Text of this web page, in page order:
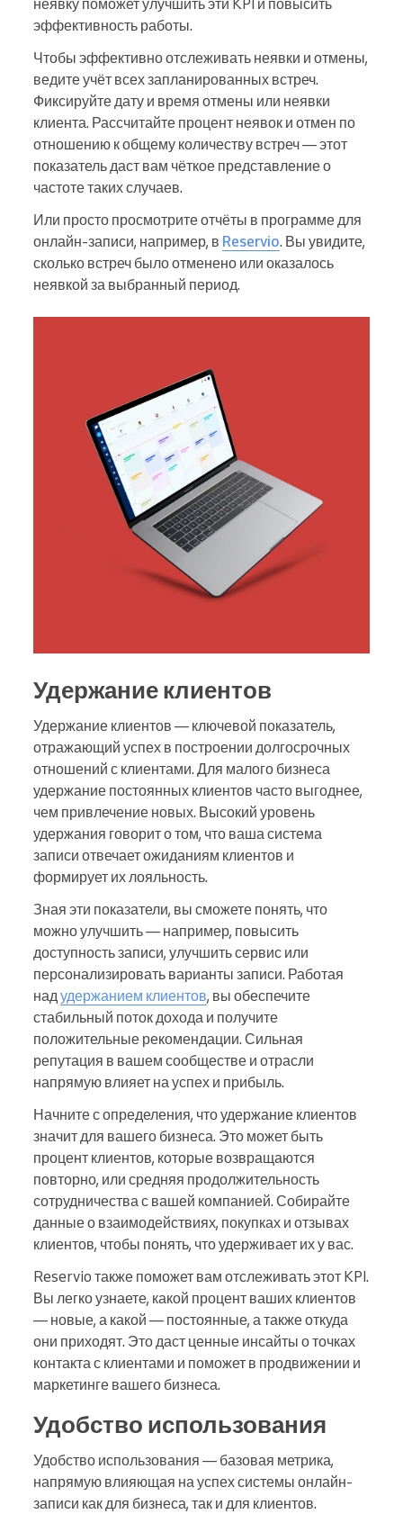
неявку поможет улучшить эти KPI и повысить
эффективность работы.
Чтобы эффективно отслеживать неявки и отмены,
ведите учёт всех запланированных встреч.
Фиксируйте дату и время отмены или неявки
клиента. Рассчитайте процент неявок и отмен по
отношению к общему количеству встреч — этот
показатель даст вам чёткое представление о
частоте таких случаев.
Или просто просмотрите отчёты в программе для
онлайн-записи, например, в Reservio. Вы увидите,
сколько встреч было отменено или оказалось
неявкой за выбранный период.
Удержание клиентов
Удержание клиентов — ключевой показатель,
отражающий успех в построении долгосрочных
отношений с клиентами. Для малого бизнеса
удержание постоянных клиентов часто выгоднее,
чем привлечение новых. Высокий уровень
удержания говорит о том, что ваша система
записи отвечает ожиданиям клиентов и
формирует их лояльность.
Зная эти показатели, вы сможете понять, что
можно улучшить — например, повысить
доступность записи, улучшить сервис или
персонализировать варианты записи. Работая
надудержанием клиентов, вы обеспечите
стабильный поток дохода и получите
положительные рекомендации. Сильная
репутация в вашем сообществе и отрасли
напрямую влияет на успех и прибыль.
Начните с определения, что удержание клиентов
значит для вашего бизнеса. Это может быть
процент клиентов, которые возвращаются
повторно, или средняя продолжительность
сотрудничества с вашей компанией. Собирайте
данные о взаимодействиях, покупках и отзывах
клиентов, чтобы понять, что удерживает их у вас.
Reservio также поможет вам отслеживать этот KPI.
Вы легко узнаете, какой процент ваших клиентов
— новые, а какой — постоянные, а также откуда
они приходят. Это даст ценные инсайты о точках
контакта с клиентами и поможет в продвижении и
маркетинге вашего бизнеса.
Удобство использования
Удобство использования — базовая метрика,
напрямую влияющая на успех системы онлайн-
записи как для бизнеса, так и для клиентов.